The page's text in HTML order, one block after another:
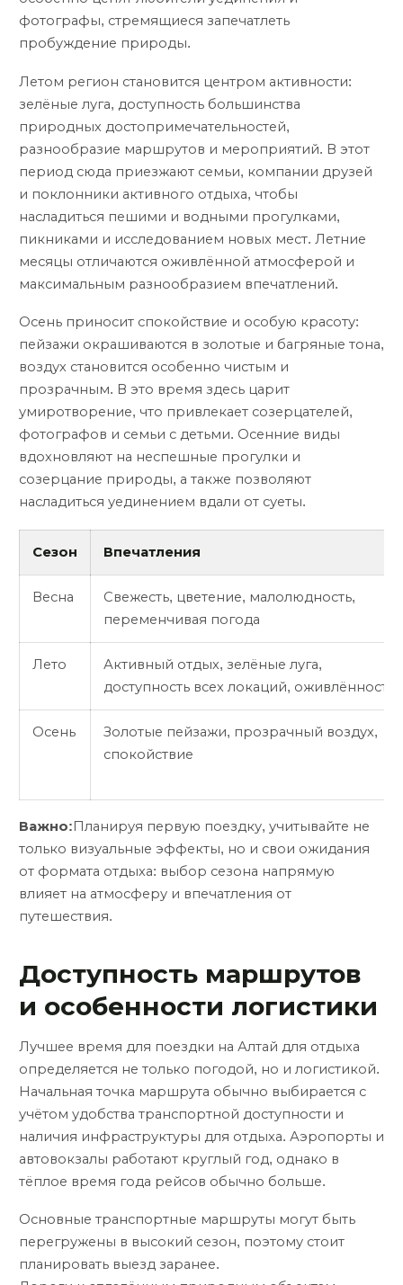
фотографы, стремящиеся запечатлеть
пробуждение природы.
Летом регион становится центром активности:
зелёные луга, доступность большинства
природных достопримечательностей,
разнообразие маршрутов и мероприятий. В этот
период сюда приезжают семьи, компании друзей
и поклонники активного отдыха, чтобы
насладиться пешими и водными прогулками,
пикниками и исследованием новых мест. Летние
месяцы отличаются оживлённой атмосферой и
максимальным разнообразием впечатлений.
Осень приносит спокойствие и особую красоту:
пейзажи окрашиваются в золотые и багряные тона,
воздух становится особенно чистым и
прозрачным. В это время здесь царит
умиротворение, что привлекает созерцателей,
фотографов и семьи с детьми. Осенние виды
вдохновляют на неспешные прогулки и
созерцание природы, а также позволяют
насладиться уединением вдали от суеты.
Сезон Впечатления
Весна
Свежесть, цветение, малолюдность,
переменчивая погода
Лето
Активный отдых, зелёные луга,
доступность всех локаций, оживлённость
Осень
Золотые пейзажи, прозрачный воздух,
спокойствие
Важно: Планируя первую поездку, учитывайте не
только визуальные эффекты, но и свои ожидания
от формата отдыха: выбор сезона напрямую
влияет на атмосферу и впечатления от
путешествия.
Доступность маршрутов
и особенности логистики
Лучшее время для поездки на Алтай для отдыха
определяется не только погодой, но и логистикой.
Начальная точка маршрута обычно выбирается с
учётом удобства транспортной доступности и
наличия инфраструктуры для отдыха. Аэропорты и
автовокзалы работают круглый год, однако в
тёплое время года рейсов обычно больше.
Основные транспортные маршруты могут быть
перегружены в высокий сезон, поэтому стоит
планировать выезд заранее.